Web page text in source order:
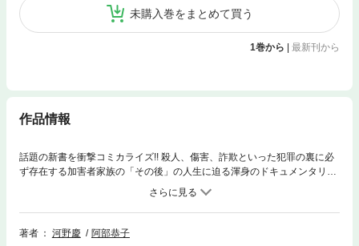
未購入巻をまとめて買う
1巻から 最新刊から
作品情報
話題の新書を衝撃コミカライズ!! 殺人、傷害、詐欺といった犯罪の裏に必
ず存在する加害者家族の「その後」の人生に迫る渾身のドキュメンタリー
著者 河野慶
阿部恭子